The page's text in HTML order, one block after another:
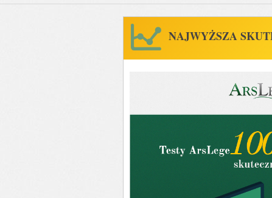
NAJWYŻSZA